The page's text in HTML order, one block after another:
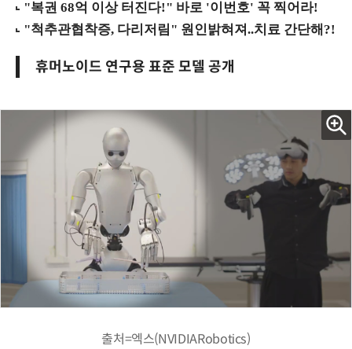
휴머노이드 연구용 표준 모델 공개
출처=엑스(NVIDIARobotics)